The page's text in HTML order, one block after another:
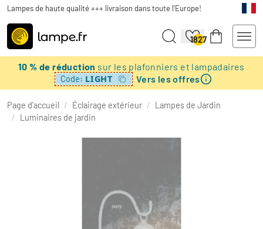
Lampes de haute qualité +++ livraison dans toute l'Europe!
1827
10 % de réduction sur les plafonniers et lampadaires
Code: LIGHT Vers les offres
Page d’accueil / Éclairage extérieur / Lampes de Jardin
/ Luminaires de jardin